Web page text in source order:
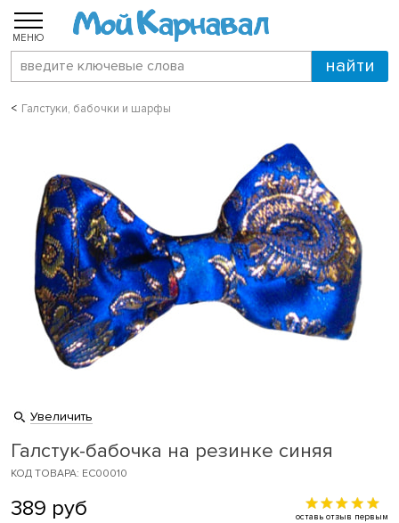
МЕНЮ
Галстуки, бабочки и шарфы
Увеличить
Галстук-бабочка на резинке синяя
КОД ТОВАРА: EC00010
389 руб оставь отзыв первым